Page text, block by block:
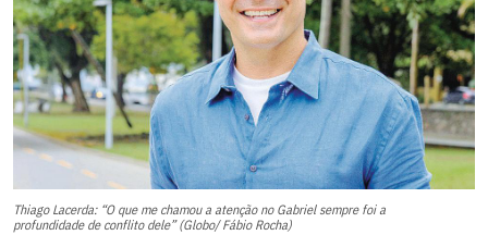
Thiago Lacerda: “O que me chamou a atenção no Gabriel sempre foi a
profundidade de conflito dele” (Globo/ Fábio Rocha)